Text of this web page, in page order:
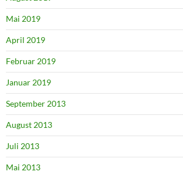
Mai 2019
April 2019
Februar 2019
Januar 2019
September 2013
August 2013
Juli 2013
Mai 2013